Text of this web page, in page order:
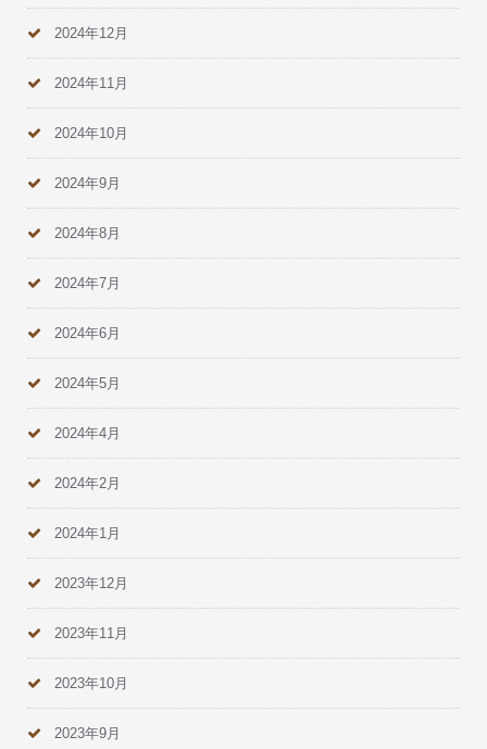
2024年12月
2024年11月
2024年10月
2024年9月
2024年8月
2024年7月
2024年6月
2024年5月
2024年4月
2024年2月
2024年1月
2023年12月
2023年11月
2023年10月
2023年9月